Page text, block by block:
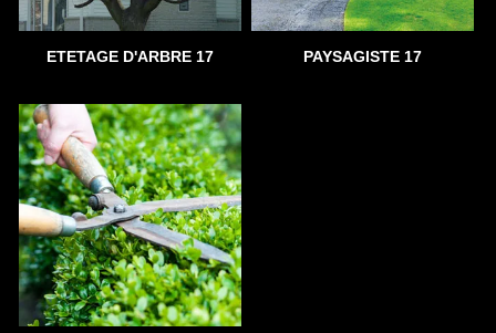
ETETAGE D'ARBRE 17 PAYSAGISTE 17